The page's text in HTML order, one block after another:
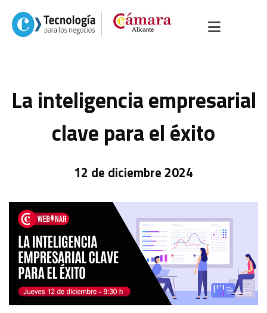
La inteligencia empresarial
clave para el éxito
12 de diciembre 2024